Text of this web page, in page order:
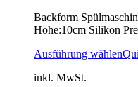
war:
8,99 €
ist:
2,00 €.
Backform
Höhe:10cm Silikon
Ausführung wählen
inkl. MwSt.